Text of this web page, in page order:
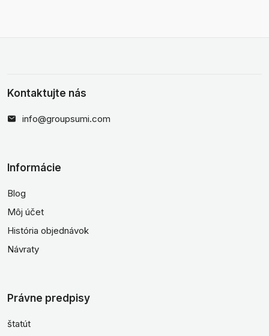
Kontaktujte nás
info@groupsumi.com
Informácie
Blog
Môj účet
História objednávok
Návraty
Právne predpisy
štatút